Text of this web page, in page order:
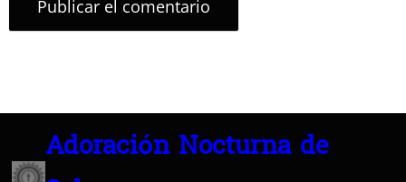
Adoración Nocturna de